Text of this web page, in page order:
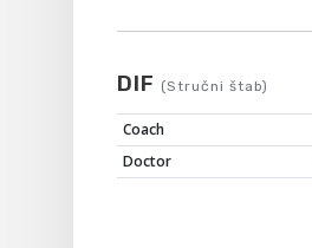
DIF (Stručni štab)
Coach
Doctor